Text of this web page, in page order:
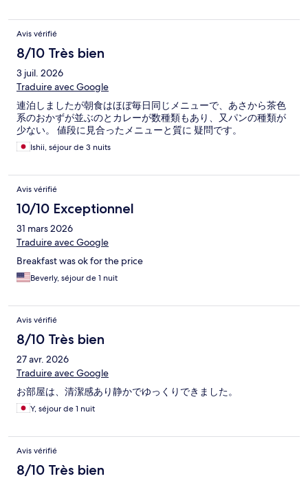
Avis vérifié
8/10 Très bien
3 juil. 2026
Traduire avec Google
連泊しましたが朝食はほぼ毎日同じメニューで、あさから茶色
系のおかずが並ぶのとカレーが数種類もあり、又パンの種類が
少ない。 値段に見合ったメニューと質に 疑問です。
Ishii, séjour de 3 nuits
Avis vérifié
10/10 Exceptionnel
31 mars 2026
Traduire avec Google
Breakfast was ok for the price
Beverly, séjour de 1 nuit
Avis vérifié
8/10 Très bien
27 avr. 2026
Traduire avec Google
お部屋は、清潔感あり静かでゆっくりできました。
Y, séjour de 1 nuit
Avis vérifié
8/10 Très bien